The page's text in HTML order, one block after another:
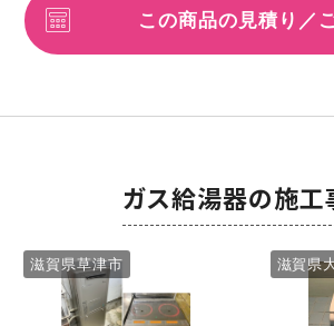
この商品の見積り／
ガス給湯器の施工
滋賀県草津市 滋賀県